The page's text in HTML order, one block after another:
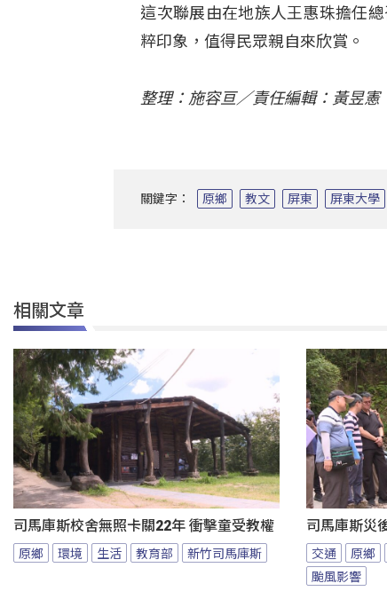
這次聯展由在地族人王惠珠擔任
粹印象，值得民眾親自來欣賞。
整理：施容亘／責任編輯：黃昱憲
關鍵字： 原鄉 教文 屏東 屏東大學
相關文章
司馬庫斯校舍無照卡關22年 衝擊童受教權
原鄉 環境 生活 教育部 新竹司馬庫斯
司馬庫斯災
交通 原鄉
颱風影響